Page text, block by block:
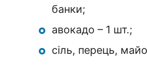
банки;
авокадо – 1 шт.;
сіль, перець,